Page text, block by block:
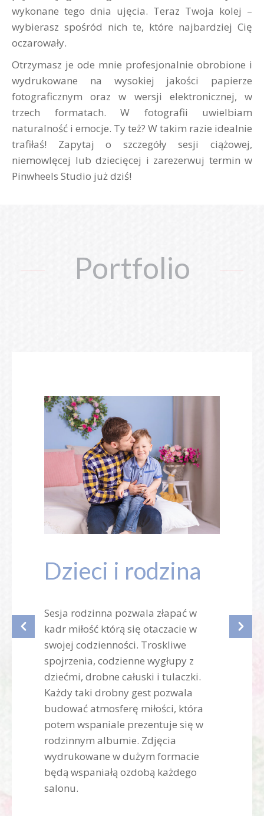
wykonane tego dnia ujęcia. Teraz Twoja kolej –
wybierasz spośród nich te, które najbardziej Cię
oczarowały.
Otrzymasz je ode mnie profesjonalnie obrobione i
wydrukowane na wysokiej jakości papierze
fotograficznym oraz w wersji elektronicznej, w
trzech formatach. W fotografii uwielbiam
naturalność i emocje. Ty też? W takim razie idealnie
trafiłaś! Zapytaj o szczegóły sesji ciążowej,
niemowlęcej lub dziecięcej i zarezerwuj termin w
Pinwheels Studio już dziś!
Portfolio
Dzieci i rodzina
Sesja rodzinna pozwala złapać w
kadr miłość którą się otaczacie w
swojej codzienności. Troskliwe
spojrzenia, codzienne wygłupy z
dziećmi, drobne całuski i tulaczki.
Każdy taki drobny gest pozwala
budować atmosferę miłości, która
potem wspaniale prezentuje się w
rodzinnym albumie. Zdjęcia
wydrukowane w dużym formacie
będą wspaniałą ozdobą każdego
salonu.